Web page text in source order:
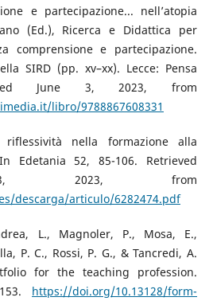
e partecipazione... nell’atopia
(Ed.), Ricerca e Didattica per
comprensione e partecipazione.
SIRD (pp. xv–xx). Lecce: Pensa
June 3, 2023, from
libro/9788867608331
nella formazione alla
Edetania 52, 85-106. Retrieved
3, 2023, from
descarga/articulo/6282474.pdf
L., Magnoler, P., Mosa, E.,
P. C., Rossi, P. G., & Tancredi, A.
for the teaching profession.
https://doi.org/10.13128/form-